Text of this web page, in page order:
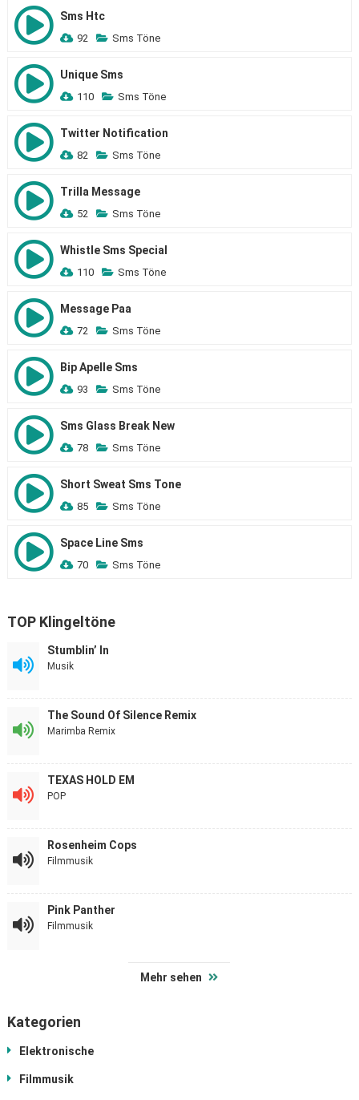
Sms Htc
92 Sms Töne
Unique Sms
110 Sms Töne
Twitter Notification
82 Sms Töne
Trilla Message
52 Sms Töne
Whistle Sms Special
110 Sms Töne
Message Paa
72 Sms Töne
Bip Apelle Sms
93 Sms Töne
Sms Glass Break New
78 Sms Töne
Short Sweat Sms Tone
85 Sms Töne
Space Line Sms
70 Sms Töne
TOP Klingeltöne
Stumblin’ In
Musik
The Sound Of Silence Remix
Marimba Remix
TEXAS HOLD EM
POP
Rosenheim Cops
Filmmusik
Pink Panther
Filmmusik
Mehr sehen
Kategorien
Elektronische
Filmmusik